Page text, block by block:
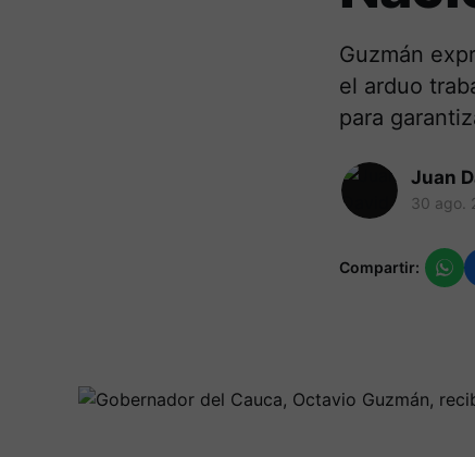
Guzmán
el arduo
para
Juan
30 ago.
Compartir: